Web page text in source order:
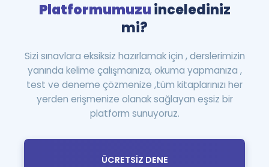
Platformumuzuincelediniz
mi?
Sizi sınavlara eksiksiz hazırlamak için , derslerimizin
yanında kelime çalışmanıza, okuma yapmanıza ,
test ve deneme çözmenize ,tüm kitaplarınızı her
yerden erişmenize olanak sağlayan eşsiz bir
platform sunuyoruz.
ÜCRETSİZ DENE